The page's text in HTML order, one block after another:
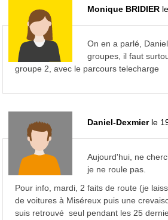
Monique BRIDIER
On en a parlé,
groupes, il faut
groupe 2, avec le parcours telecharge
Daniel-Dexmier le
Aujourd'hui, ne
je ne roule pas.
Pour info, mardi, 2 faits de route (je
de voitures à Miséreux puis une
suis retrouvé seul pendant les 25